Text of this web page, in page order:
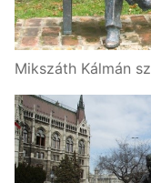
Mikszáth Kálmán